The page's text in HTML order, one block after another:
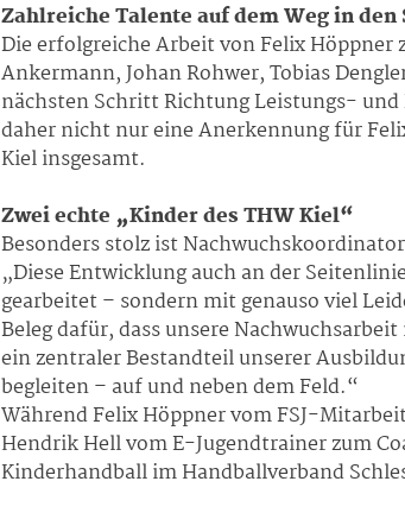
Zahlreiche Talente auf dem Weg in
Die erfolgreiche Arbeit von Felix Höppner
Ankermann, Johan Rohwer, Tobias
nächsten Schritt Richtung Leistungs-
daher nicht nur eine Anerkennung für
Kiel insgesamt.
Zwei echte „Kinder des THW Kiel“
Besonders stolz ist
„Diese Entwicklung auch an der
gearbeitet – sondern mit genauso viel
Beleg dafür, dass unsere
ein zentraler Bestandteil unserer
begleiten – auf und neben dem Feld.“
Während Felix Höppner vom FSJ-
Hendrik Hell vom E-Jugendtrainer zum
Kinderhandball im Handballverband